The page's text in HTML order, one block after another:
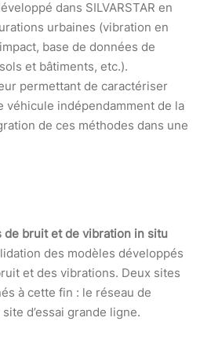
dans SILVARSTAR en
urbaines (vibration en
base de données de
et bâtiments, etc.).
permettant de caractériser
véhicule indépendamment de la
de ces méthodes dans une
de bruit et de vibration in situ
des modèles développés
et des vibrations. Deux sites
à cette fin : le réseau de
d’essai grande ligne.